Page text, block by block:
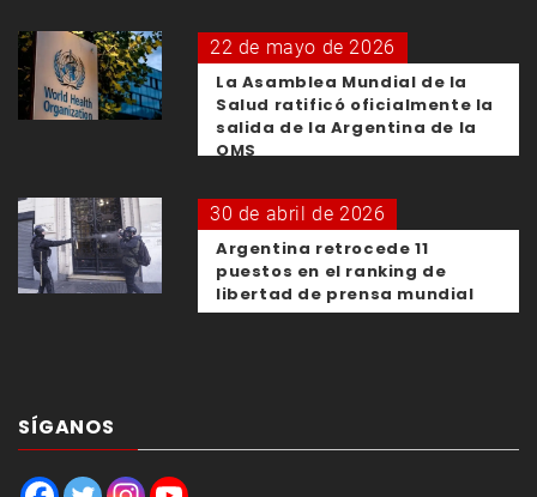
22 de mayo de 2026
La Asamblea Mundial de la
Salud ratificó oficialmente la
salida de la Argentina de la
OMS
30 de abril de 2026
Argentina retrocede 11
puestos en el ranking de
libertad de prensa mundial
SÍGANOS